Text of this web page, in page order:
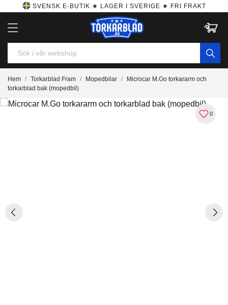
SVENSK E-BUTIK ★ LAGER I SVERIGE ★ FRI FRAKT
Hem Torkarblad Fram Mopedbilar
Microcar M.Go torkararm och
torkarblad bak (mopedbil)
0